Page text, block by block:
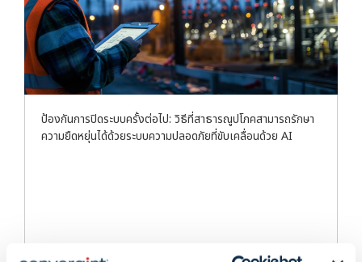
ป้องกันการปิดระบบครั้งต่อไป: วิธีที่สาธารณูปโภคสามารถรักษา
ความยืดหยุ่นได้ด้วยระบบความปลอดภัยที่ขับเคลื่อนด้วย AI